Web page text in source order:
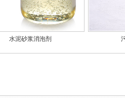
水泥砂浆消泡剂